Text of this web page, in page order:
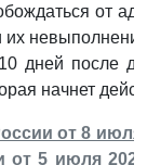
от
дней после
начнет
от 8 июля
от 5 июля